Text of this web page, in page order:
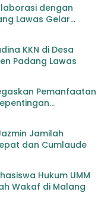
dengan
Lawas Gelar
Kabupaten Padang
KKN di Desa
Padang Lawas
Pemanfaatan
Jamilah
dan Cumlaude
Hukum UMM
Wakaf di Malang